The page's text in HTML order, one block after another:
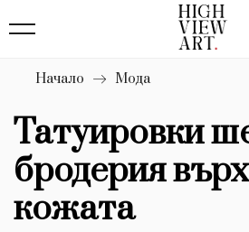
Бизнес
Мода
Dialogue
Изкуство
4340
Начало Мода
Татуировки
бродерия
кожата